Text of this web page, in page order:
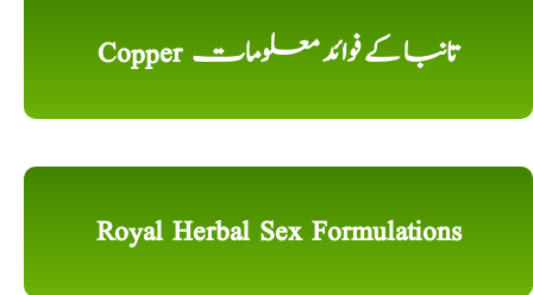
Copper تانبا کے فوائد معلومات
Royal Herbal Sex Formulations